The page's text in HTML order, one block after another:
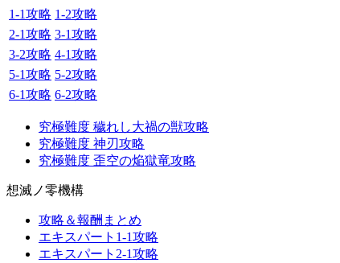
1-1攻略 1-2攻略
2-1攻略 3-1攻略
3-2攻略 4-1攻略
5-1攻略 5-2攻略
6-1攻略 6-2攻略
究極難度 穢れし大禍の獣攻略
究極難度 神刃攻略
究極難度 歪空の焔獄竜攻略
想滅ノ零機構
攻略＆報酬まとめ
エキスパート1-1攻略
エキスパート2-1攻略